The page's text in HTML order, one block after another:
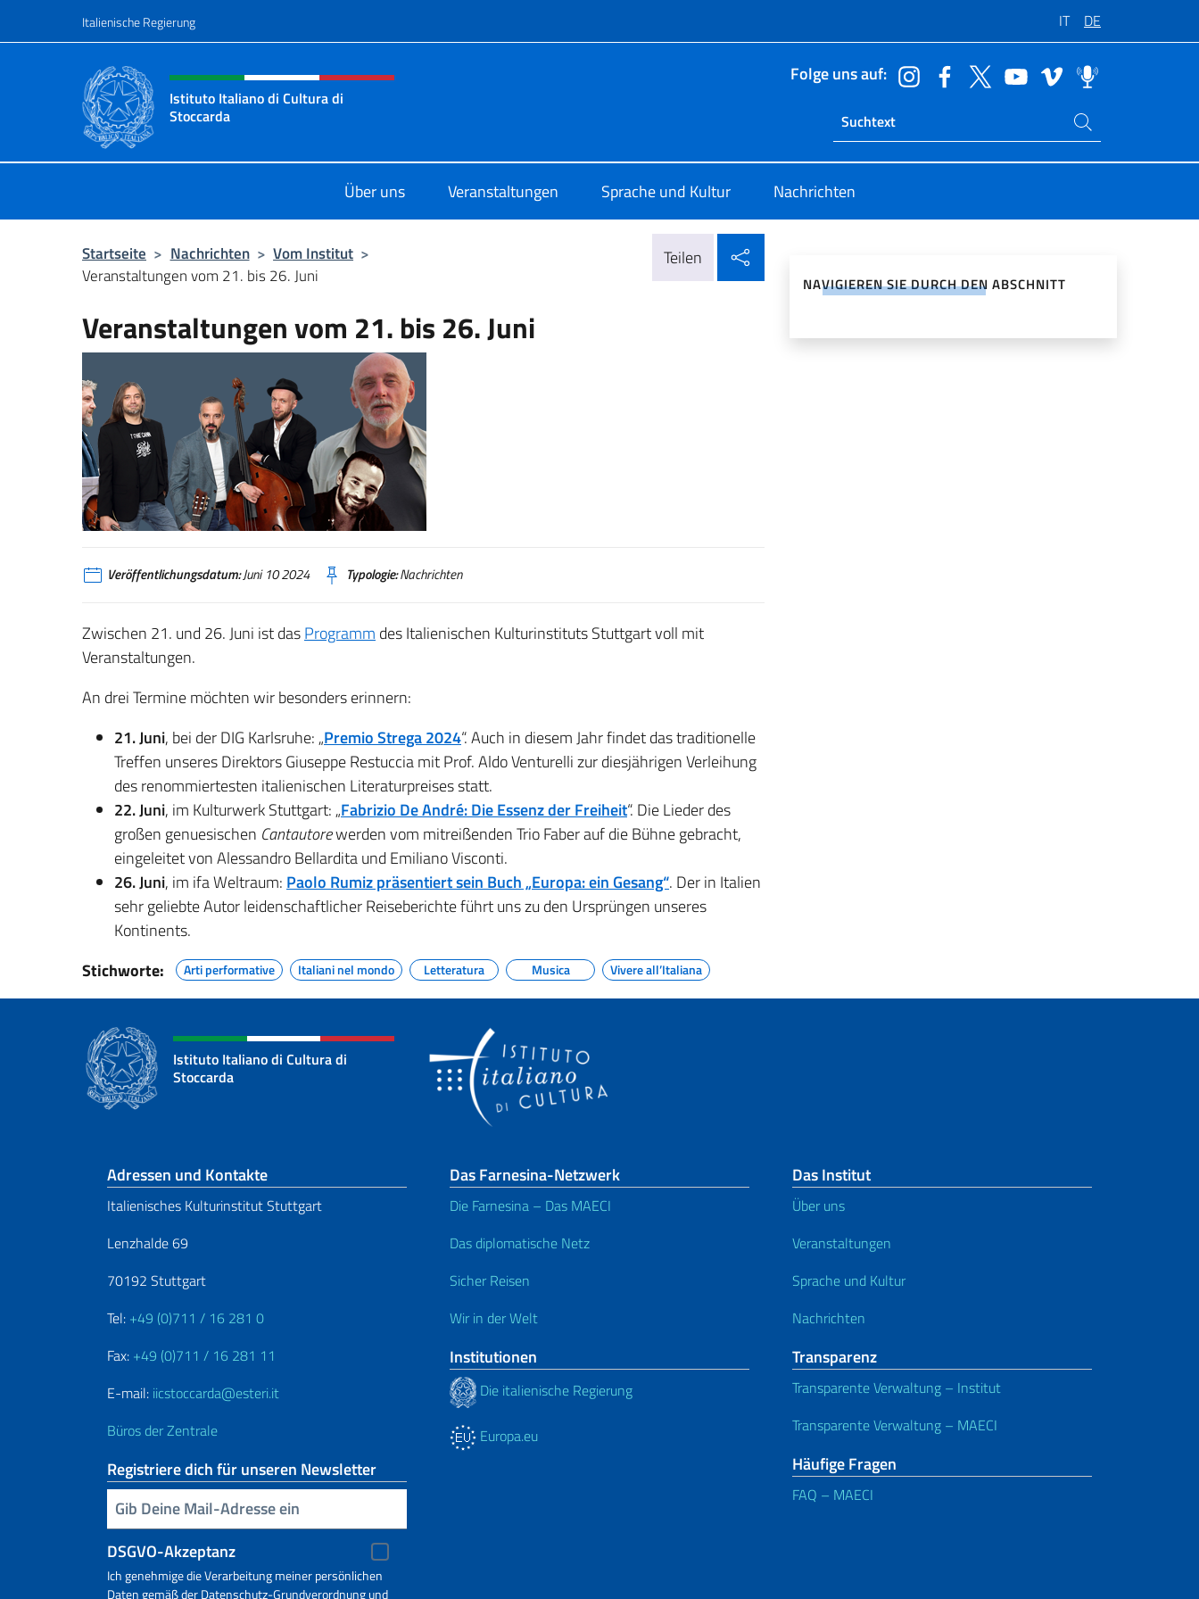
Italienische Regierung IT DE
Header-Site, Social und Menü
Istituto Italiano di Cultura di
Stoccarda
Folge uns auf:
Ricerca sito live
Suchen Sie auf der Website
Über uns Veranstaltungen Sprache und Kultur Nachrichten
Startseite > Nachrichten > Vom Institut >
Veranstaltungen vom 21. bis 26. Juni
Teilen
Veranstaltungen vom 21. bis 26. Juni
Veröffentlichungsdatum:Juni 10 2024 Typologie:Nachrichten
Zwischen 21. und 26. Juni ist dasProgramm des Italienischen Kulturinstituts Stuttgart voll mit
Veranstaltungen.
An drei Termine möchten wir besonders erinnern:
21. Juni, bei der DIG Karlsruhe: „Premio Strega 2024“. Auch in diesem Jahr findet das traditionelle
Treffen unseres Direktors Giuseppe Restuccia mit Prof. Aldo Venturelli zur diesjährigen Verleihung
des renommiertesten italienischen Literaturpreises statt.
22. Juni, im Kulturwerk Stuttgart: „Fabrizio De André: Die Essenz der Freiheit“. Die Lieder des
großen genuesischen Cantautorewerden vom mitreißenden Trio Faber auf die Bühne gebracht,
eingeleitet von Alessandro Bellardita und Emiliano Visconti.
26. Juni, im ifa Weltraum: Paolo Rumiz präsentiert sein Buch „Europa: ein Gesang“. Der in Italien
sehr geliebte Autor leidenschaftlicher Reiseberichte führt uns zu den Ursprüngen unseres
Kontinents.
Stichworte:
Arti performative Italiani nel mondo Letteratura Musica Vivere all’Italiana
NAVIGIEREN SIE DURCH DEN ABSCHNITT
Istituto Italiano di Cultura di
Stoccarda
Fußbereich
Adressen und Kontakte
Italienisches Kulturinstitut Stuttgart
Lenzhalde 69
70192 Stuttgart
Tel: +49 (0)711 / 16 281 0
Fax: +49 (0)711 / 16 281 11
E-mail: iicstoccarda@esteri.it
Büros der Zentrale
Registriere dich für unseren Newsletter
Geben Sie Ihre E-Mail ein
DSGVO-Akzeptanz
Ich genehmige die Verarbeitung meiner persönlichen
Daten gemäß der Datenschutz-Grundverordnung und
Das Farnesina-Netzwerk
Die Farnesina – Das MAECI
Das diplomatische Netz
Sicher Reisen
Wir in der Welt
Institutionen
Die italienische Regierung
Europa.eu
Das Institut
Über uns
Veranstaltungen
Sprache und Kultur
Nachrichten
Transparenz
Transparente Verwaltung – Institut
Transparente Verwaltung – MAECI
Häufige Fragen
FAQ – MAECI